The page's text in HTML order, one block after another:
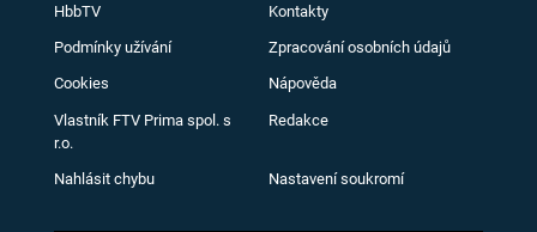
HbbTV Kontakty
Podmínky užívání Zpracování osobních údajů
Cookies Nápověda
Vlastník FTV Prima spol. s
r.o.
Redakce
Nahlásit chybu Nastavení soukromí